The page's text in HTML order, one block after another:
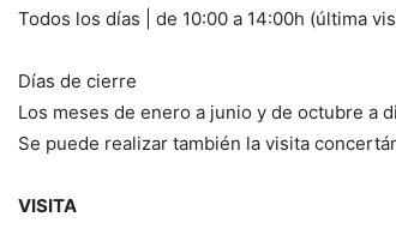
Todos los días | de 10:00 a 14:00h (última
Días de cierre
Los meses de enero a junio y de octubre a
Se puede realizar también la visita
VISITA